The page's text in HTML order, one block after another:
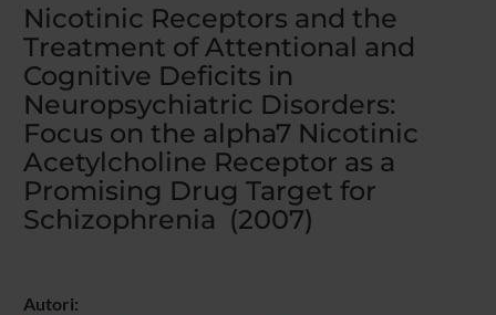
Nicotinic Receptors and the
Treatment of Attentional and
Cognitive Deficits in
Neuropsychiatric Disorders:
Focus on the alpha7 Nicotinic
Acetylcholine Receptor as a
Promising Drug Target for
Schizophrenia (2007)
Autori: